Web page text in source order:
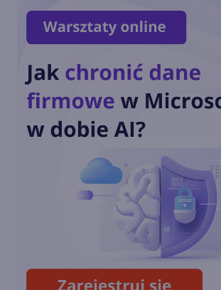
Generatywna AI
czwartym
Kiedy
Microsoft
8BitDo
mysz w stylu